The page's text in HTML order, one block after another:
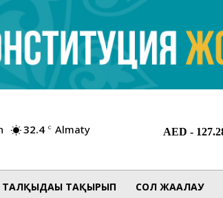
32.4 C Almaty
ТАЛҚЫДАҒЫ ТАҚЫРЫП СОЛ ЖАҒАЛАУ